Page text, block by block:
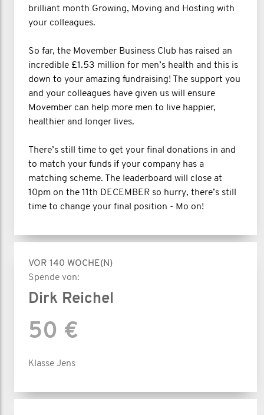
brilliant month Growing, Moving and Hosting with
your colleagues.
So far, the Movember Business Club has raised an
incredible £1.53 million for men’s health and this is
down to your amazing fundraising! The support you
and your colleagues have given us will ensure
Movember can help more men to live happier,
healthier and longer lives.
There’s still time to get your final donations in and
to match your funds if your company has a
matching scheme. The leaderboard will close at
10pm on the 11th DECEMBER so hurry, there’s still
time to change your final position - Mo on!
VOR 140 WOCHE(N)
Spende von:
Dirk Reichel
50 €
Klasse Jens